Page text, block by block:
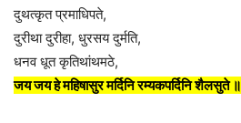
दुथत्कृत प्रमाधिपते,
दुरीथा दुरीहा, धुरसय दुर्मति,
धनव धूत कृतिथांथमठे,
जय जय हे महिषासुर मर्दिनि रम्यकपर्दिनि शैलसुते ॥